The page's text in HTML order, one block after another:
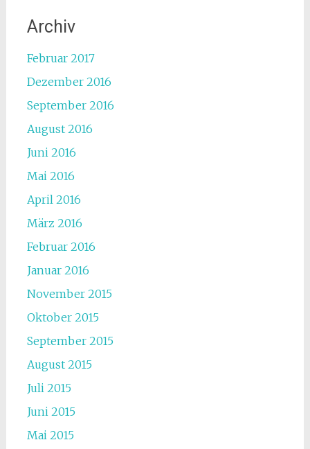
Archiv
Februar 2017
Dezember 2016
September 2016
August 2016
Juni 2016
Mai 2016
April 2016
März 2016
Februar 2016
Januar 2016
November 2015
Oktober 2015
September 2015
August 2015
Juli 2015
Juni 2015
Mai 2015